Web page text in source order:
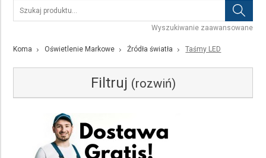
Wyszukiwanie zaawansowane
Koma Oświetlenie Markowe Źródła światła Taśmy LED
Filtruj (rozwiń)
Kategoria